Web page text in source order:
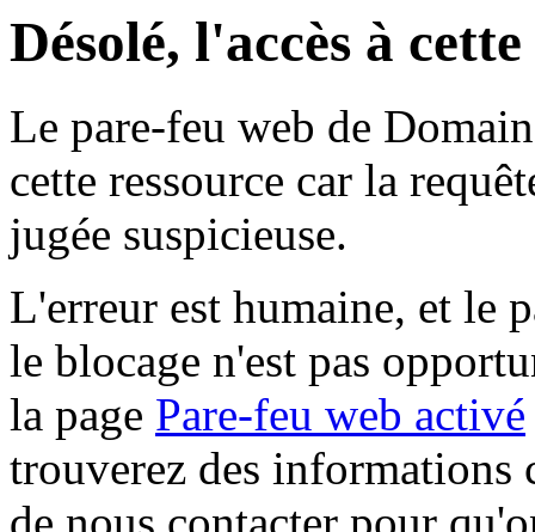
Désolé, l'accès à
Le pare-feu web de
cette ressource car la
jugée suspicieuse.
L'erreur est humaine, et le
le blocage n'est pas
la page Pare-feu web activé
trouverez des informations